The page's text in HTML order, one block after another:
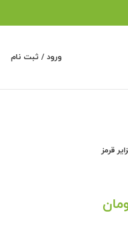
ورود / ثبت نام
قرمز